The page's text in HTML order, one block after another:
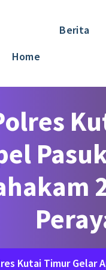
Home
Berita
Kutai Timur Gelar